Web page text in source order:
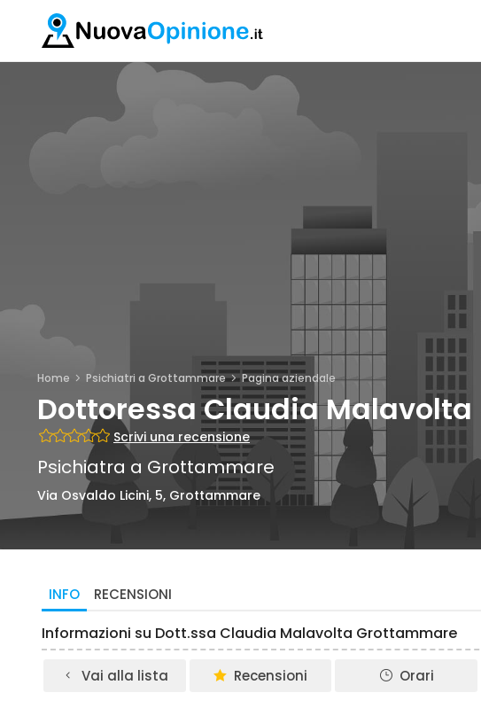
Home Psichiatri a Grottammare Pagina aziendale
Dottoressa Claudia Malavolta
Scrivi una recensione
Psichiatra a Grottammare
Via Osvaldo Licini, 5, Grottammare
INFO RECENSIONI
Informazioni su Dott.ssa Claudia Malavolta Grottammare
Vai alla lista Recensioni Orari